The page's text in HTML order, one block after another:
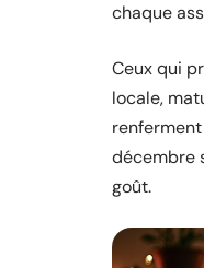
chaque
Ceux qui
locale,
décembre
goût.